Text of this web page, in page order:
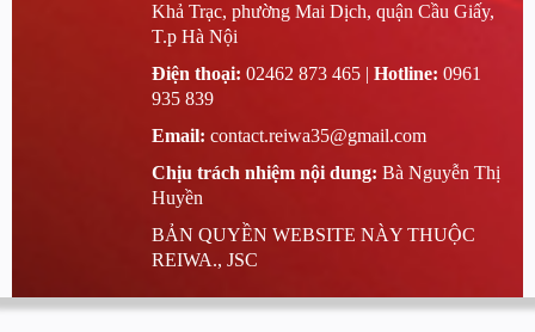
Khả Trạc, phường Mai Dịch, quận Cầu Giấy,
T.p Hà Nội
Điện thoại: 02462 873 465 | Hotline: 0961
935 839
Email: contact.reiwa35@gmail.com
Chịu trách nhiệm nội dung: Bà Nguyễn Thị
Huyền
BẢN QUYỀN WEBSITE NÀY THUỘC
REIWA., JSC